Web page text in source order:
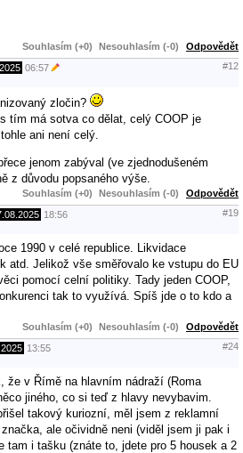
Souhlasím (+0) Nesouhlasím (-0) Odpovědět
06:57 #12
zločin?
tím má sotva co dělat, celý COOP je
ani není celý.
jenom zabýval (ve zjednodušeném
z důvodu popsaného výše.
Souhlasím (+0) Nesouhlasím (-0) Odpovědět
18:56 #19
1990 v celé republice. Likvidace
atd. Jelikož vše směřovalo ke vstupu do EU
pomocí celní politiky. Tady jeden COOP,
tak to využívá. Spíš jde o to kdo a
Souhlasím (+0) Nesouhlasím (-0) Odpovědět
13:55 #24
že v Římě na hlavním nádraží (Roma
jiného, co si teď z hlavy nevybavim.
takový kuriozní, měl jsem z reklamní
ale očividně neni (viděl jsem ji pak i
tam i tašku (znáte to, jdete pro 5 housek a 2